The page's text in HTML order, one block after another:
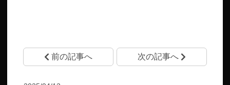
前の記事へ 次の記事へ